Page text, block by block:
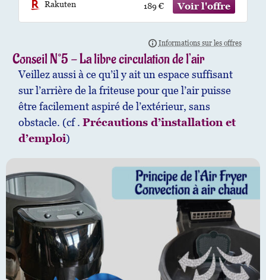
Rakuten 189 €
Conseil N°5 - La libre circulation de l’air
Veillez aussi à ce qu’il y ait un espace suffisant
sur l’arrière de la friteuse pour que l’air puisse
être facilement aspiré de l’extérieur, sans
obstacle. (cf .Précautions d’installation et
d’emploi)